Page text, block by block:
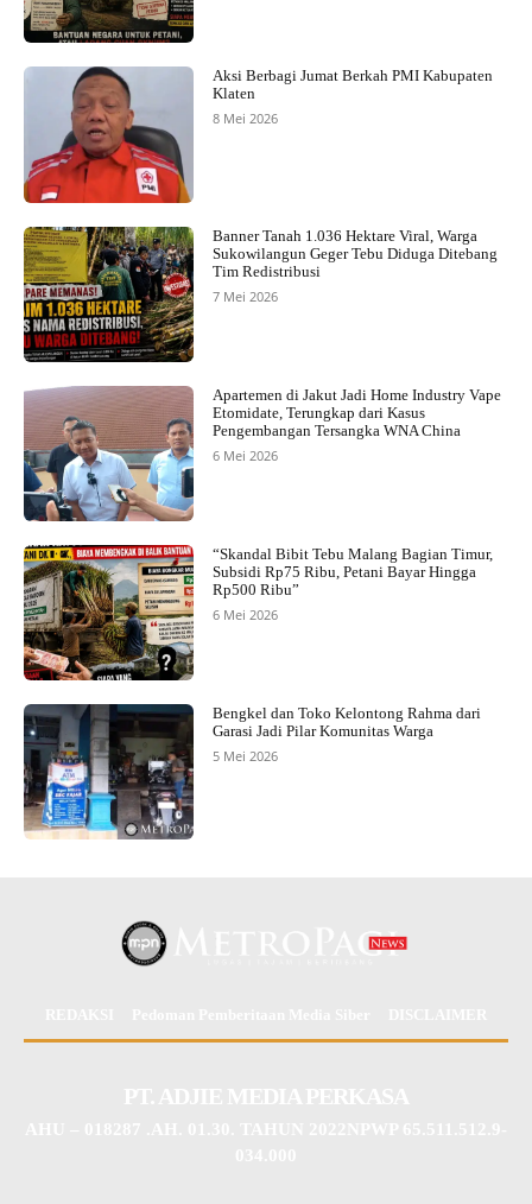
Aksi Berbagi Jumat Berkah PMI Kabupaten
Klaten
8 Mei 2026
Banner Tanah 1.036 Hektare Viral, Warga
Sukowilangun Geger Tebu Diduga Ditebang
Tim Redistribusi
7 Mei 2026
Apartemen di Jakut Jadi Home Industry Vape
Etomidate, Terungkap dari Kasus
Pengembangan Tersangka WNA China
6 Mei 2026
“Skandal Bibit Tebu Malang Bagian Timur,
Subsidi Rp75 Ribu, Petani Bayar Hingga
Rp500 Ribu”
6 Mei 2026
Bengkel dan Toko Kelontong Rahma dari
Garasi Jadi Pilar Komunitas Warga
5 Mei 2026